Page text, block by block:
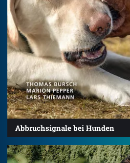
Abbruchsignale bei Hunden